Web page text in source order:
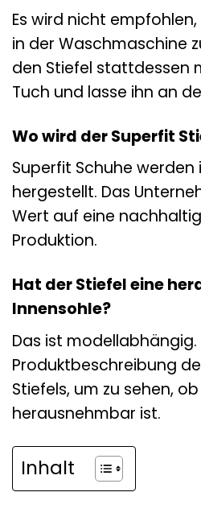
Es wird nicht
in der Waschmaschine
den Stiefel stattdessen
Tuch und lasse ihn an
Wo wird der Superfit
Superfit Schuhe werden
hergestellt. Das
Wert auf eine
Produktion.
Hat der Stiefel eine
Innensohle?
Das ist
Produktbeschreibung
Stiefels, um zu sehen,
herausnehmbar ist.
Inhalt